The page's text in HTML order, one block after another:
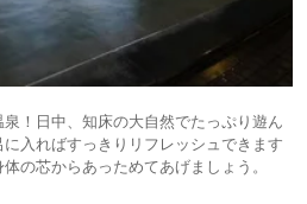
！日中、知床の大自然でたっぷり遊ん
入ればすっきりリフレッシュできます
の芯からあっためてあげましょう。